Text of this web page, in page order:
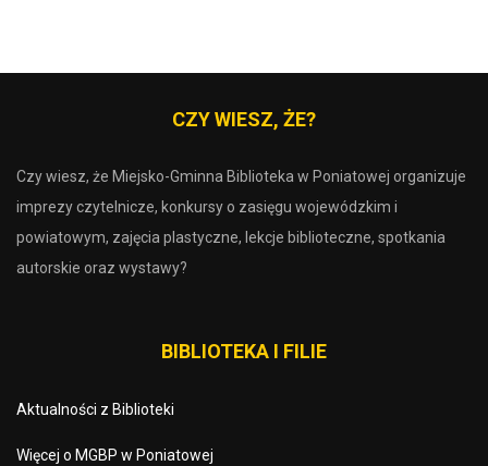
CZY WIESZ, ŻE?
Czy wiesz, że Miejsko-Gminna Biblioteka w Poniatowej organizuje
imprezy czytelnicze, konkursy o zasięgu wojewódzkim i
powiatowym, zajęcia plastyczne, lekcje biblioteczne, spotkania
autorskie oraz wystawy?
BIBLIOTEKA I FILIE
Aktualności z Biblioteki
Więcej o MGBP w Poniatowej